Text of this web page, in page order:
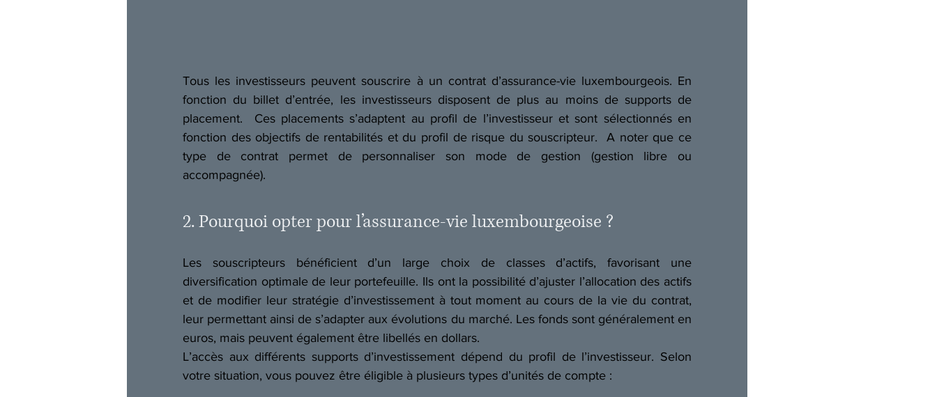
Tous les investisseurs peuvent souscrire à un contrat d’assurance-vie luxembourgeois. En
fonction du billet d’entrée, les investisseurs disposent de plus au moins de supports de
placement.  Ces placements s’adaptent au profil de l’investisseur et sont sélectionnés en
fonction des objectifs de rentabilités et du profil de risque du souscripteur.  A noter que ce
type de contrat permet de personnaliser son mode de gestion (gestion libre ou
accompagnée).
2. Pourquoi opter pour l’assurance-vie luxembourgeoise ?
Les souscripteurs bénéficient d’un large choix de classes d’actifs, favorisant une
diversification optimale de leur portefeuille. Ils ont la possibilité d’ajuster l’allocation des actifs
et de modifier leur stratégie d’investissement à tout moment au cours de la vie du contrat,
leur permettant ainsi de s’adapter aux évolutions du marché. Les fonds sont généralement en
euros, mais peuvent également être libellés en dollars.
L’accès aux différents supports d’investissement dépend du profil de l’investisseur. Selon
votre situation, vous pouvez être éligible à plusieurs types d’unités de compte :